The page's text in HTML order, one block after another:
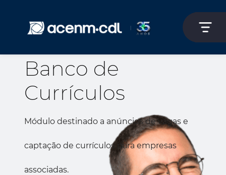
Banco de
Currículos
Módulo destinado a anúncios de vagas e
captação de currículos para empresas
associadas.